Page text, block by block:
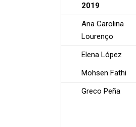
2019
Ana Carolina
Lourenço
Elena López
Mohsen Fathi
Greco Peña